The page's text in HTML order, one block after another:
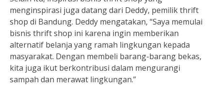
menginspirasi juga datang dari Deddy, pemilik thrift
shop di Bandung. Deddy mengatakan, “Saya memulai
bisnis thrift shop ini karena ingin memberikan
alternatif belanja yang ramah lingkungan kepada
masyarakat. Dengan membeli barang-barang bekas,
kita juga ikut berkontribusi dalam mengurangi
sampah dan merawat lingkungan.”